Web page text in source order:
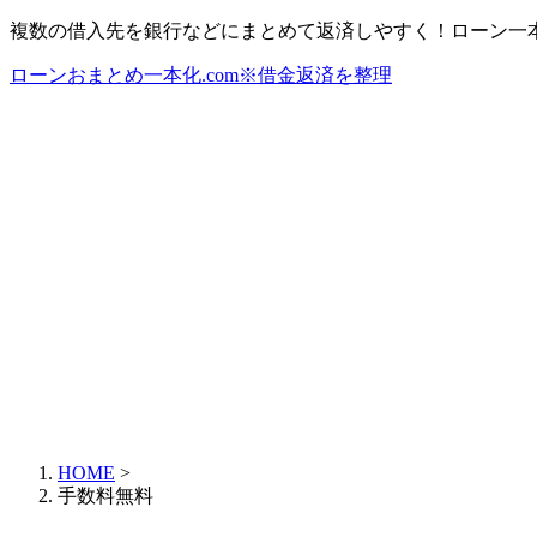
複数の借入先を銀行などにまとめて返済しやすく！ローン一
ローンおまとめ一本化.com※借金返済を整理
HOME >
手数料無料